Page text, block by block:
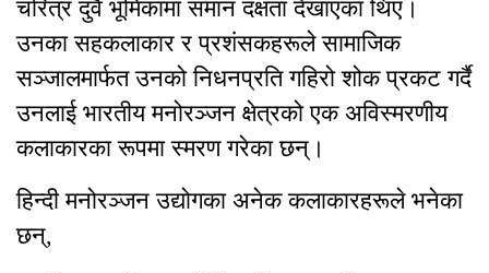
चरित्र दुवै भूमिकामा समान दक्षता देखाएका थिए।
उनका सहकलाकार र प्रशंसकहरूले सामाजिक
सञ्जालमार्फत उनको निधनप्रति गहिरो शोक प्रकट गर्दै
उनलाई भारतीय मनोरञ्जन क्षेत्रको एक अविस्मरणीय
कलाकारका रूपमा स्मरण गरेका छन्।
हिन्दी मनोरञ्जन उद्योगका अनेक कलाकारहरूले भनेका
छन्,